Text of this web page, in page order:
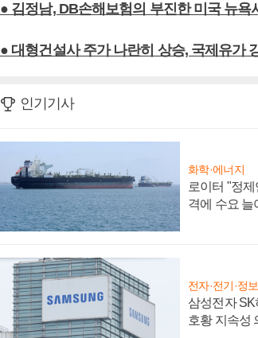
● 김정남, DB손해보험의 부진한 미국 뉴욕
● 대형건설사 주가 나란히 상승, 국제유가
인기기사
화학·에너지
로이터 "정
격에 수요 늘
전자·전기·정
삼성전자
호황 지속성